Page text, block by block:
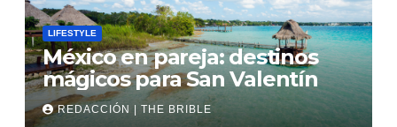
LIFESTYLE
México en pareja: destinos
mágicos para San Valentín
REDACCIÓN | THE BRIBLE